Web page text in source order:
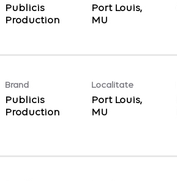
Publicis
Production
Port Louis,
Brand
Publicis
Production
Localitate
Port Louis,